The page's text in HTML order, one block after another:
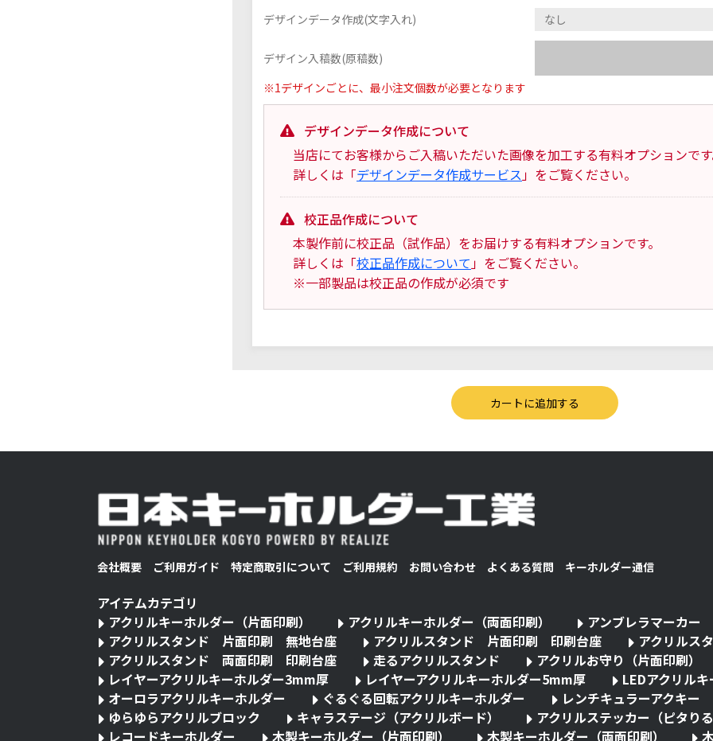
デザインデータ作成(文字入れ)
デザイン入稿数(原稿数)
※1デザインごとに、最小注文個数が必要となります
デザインデータ作成について
当店にてお客様からご入稿いただいた画像を加工する有料オプションで
詳しくは「デザインデータ作成サービス」をご覧ください。
校正品作成について
本製作前に校正品（試作品）をお届けする有料オプションです。
詳しくは「校正品作成について」をご覧ください。
※一部製品は校正品の作成が必須です
会社概要 ご利用ガイド 特定商取引について ご利用規約 お問い合わせ よくある質問 キーホルダー通信
アイテムカテゴリ
アクリルキーホルダー（片面印刷）
アクリルキーホルダー（両面印刷）
アンブレラマーカー
アクリルスタンド 片面印刷 無地台座
アクリルスタンド 片面印刷 印刷台座
アクリル
アクリルスタンド 両面印刷 印刷台座
走るアクリルスタンド
アクリルお守り（片面印刷）
レイヤーアクリルキーホルダー3mm厚
レイヤーアクリルキーホルダー5mm厚
LEDアクリル
オーロラアクリルキーホルダー
ぐるぐる回転アクリルキーホルダー
レンチキュラーアクキー
ゆらゆらアクリルブロック
キャラステージ（アクリルボード）
アクリルステッカー（ピタり
レコードキーホルダー
木製キーホルダー（片面印刷） 木製キーホルダー（両面印刷）